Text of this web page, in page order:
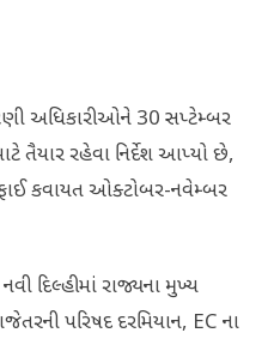
અધિકારીઓને 30 સપ્ટેમ્બર
તૈયાર રહેવા નિર્દેશ આપ્યો છે,
કવાયત ઓક્ટોબર-નવેમ્બર
દિલ્હીમાં રાજ્યના મુખ્ય
પરિષદ દરમિયાન, EC ના